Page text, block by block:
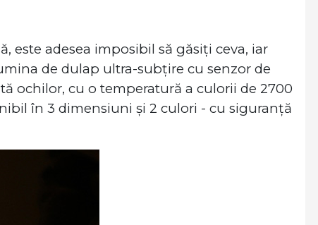
este adesea imposibil să găsiți ceva, iar
de dulap ultra-subțire cu senzor de
ochilor, cu o temperatură a culorii de 2700
în 3 dimensiuni și 2 culori - cu siguranță